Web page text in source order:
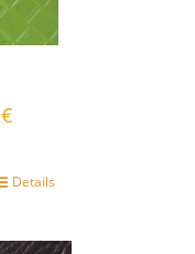
€
Details